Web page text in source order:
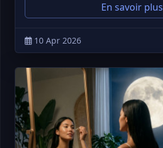
En savoir plus
10 Apr 2026